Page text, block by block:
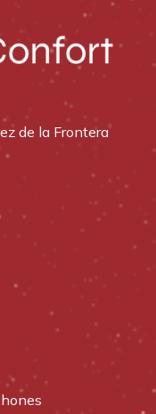
de la Frontera